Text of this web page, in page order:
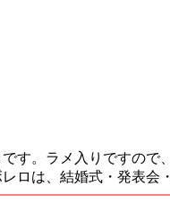
す。ラメ入りですので
ロは、結婚式・発表会